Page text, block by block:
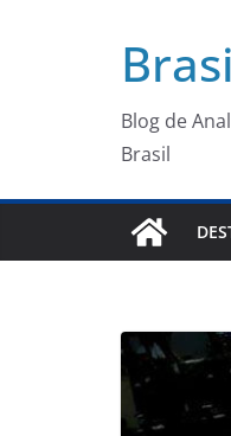
Blog de
Brasil